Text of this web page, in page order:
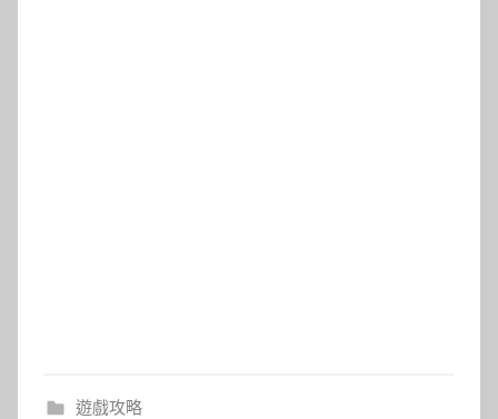
遊戲攻略